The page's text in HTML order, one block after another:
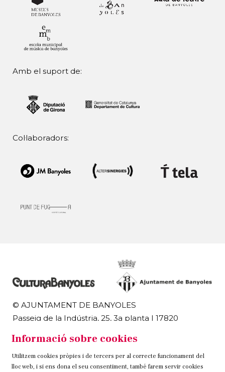
Amb el suport de:
Col·laboradors:
© AJUNTAMENT DE BANYOLES
Passeig de la Indústria, 25, 3a planta | 17820
972 58 18 48 | 972 57 00 50
Sitemap Avís Legal Ús de Cookies Contacteu
Informació sobre cookies
Utilitzem cookies pròpies i de tercers per al correcte funcionament del
lloc web, i si ens dona el seu consentiment, també farem servir cookies